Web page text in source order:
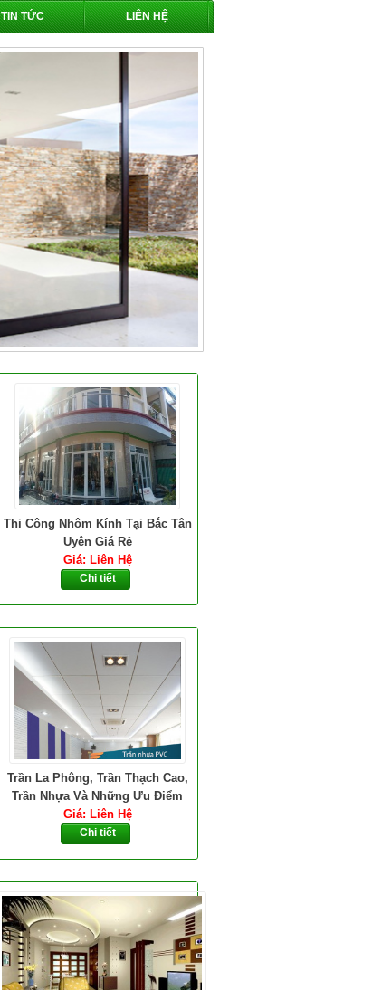
TIN TỨC LIÊN HỆ
Thi Công Nhôm Kính Tại Bắc Tân
Uyên Giá Rẻ
Giá: Liên Hệ
Chi tiết
Trần La Phông, Trần Thạch Cao,
Trần Nhựa Và Những Ưu Điểm
Giá: Liên Hệ
Chi tiết